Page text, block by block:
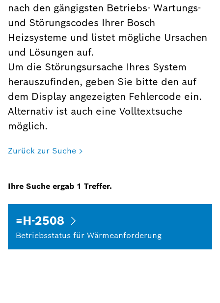
nach den gängigsten Betriebs- Wartungs-
und Störungscodes Ihrer Bosch
Heizsysteme und listet mögliche Ursachen
und Lösungen auf.
Um die Störungsursache Ihres System
herauszufinden, geben Sie bitte den auf
dem Display angezeigten Fehlercode ein.
Alternativ ist auch eine Volltextsuche
möglich.
Zurück zur Suche
Ihre Suche ergab 1 Treffer.
=H-2508
Betriebsstatus für Wärmeanforderung